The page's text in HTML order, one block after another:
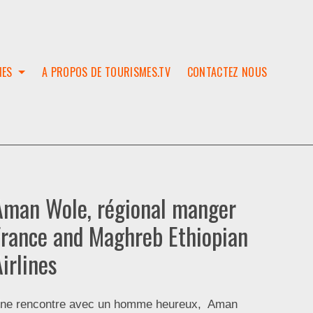
A PROPOS DE TOURISMES.TV CONTACTEZ NOUS
Wole, régional manger
and Maghreb Ethiopian
rencontre avec un homme heureux, Aman